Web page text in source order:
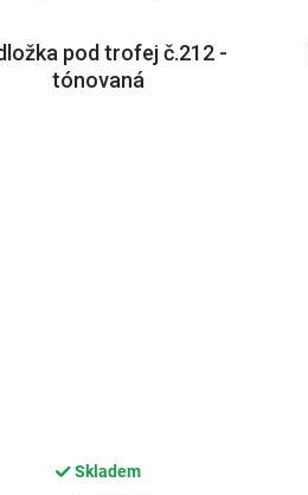
pod trofej č.212 -
tónovaná
Skladem